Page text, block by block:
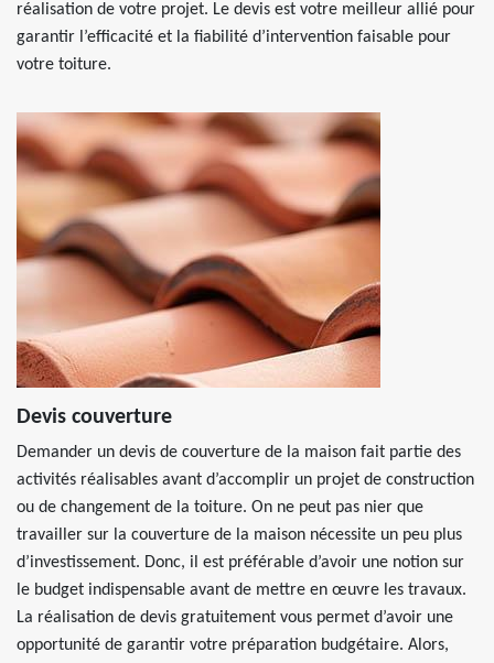
réalisation de votre projet. Le devis est votre meilleur allié pour
garantir l’efficacité et la fiabilité d’intervention faisable pour
votre toiture.
Devis couverture
Demander un devis de couverture de la maison fait partie des
activités réalisables avant d’accomplir un projet de construction
ou de changement de la toiture. On ne peut pas nier que
travailler sur la couverture de la maison nécessite un peu plus
d’investissement. Donc, il est préférable d’avoir une notion sur
le budget indispensable avant de mettre en œuvre les travaux.
La réalisation de devis gratuitement vous permet d’avoir une
opportunité de garantir votre préparation budgétaire. Alors,